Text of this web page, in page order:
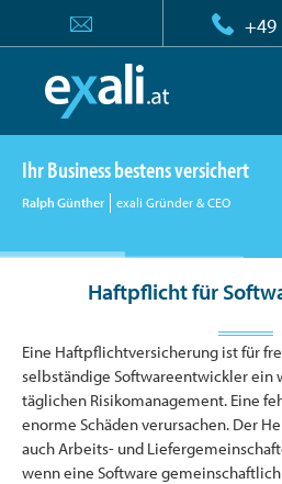
+49
Ihr Business bestens versichert
Ralph Günther exali Gründer & CEO
Haftpflicht für
Eine Haftpflichtversicherung ist für
selbständige Softwareentwickler ein
täglichen Risikomanagement. Eine
enorme Schäden verursachen. Der
auch Arbeits- und
wenn eine Software